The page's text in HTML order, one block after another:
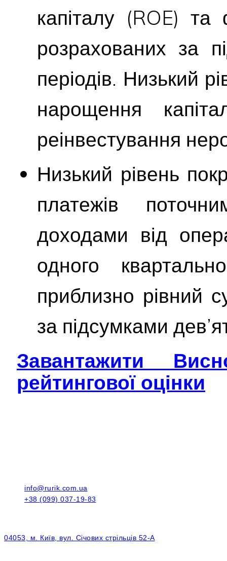
капіталу (ROE) та
розрахованих за
періодів. Низький
нарощення
реінвестування
Низький рівень
платежів
доходами від
одного
приблизно рівний
за підсумками
Завантажити
рейтингової оцінки
info@rurik.com.ua
+38 (099) 037-19-83
04053, м. Київ, вул. Січових стрільців 52-А